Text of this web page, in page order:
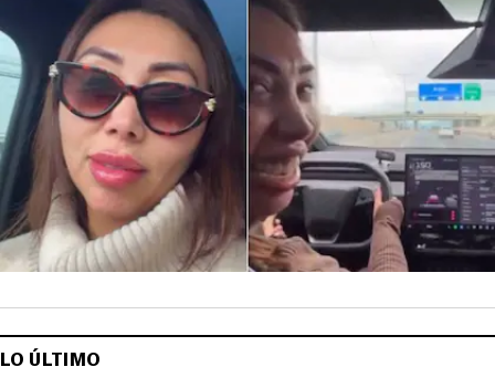
LO ÚLTIMO